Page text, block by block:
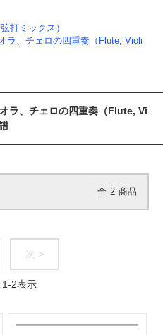
打ミックス）
ラ、チェロの四重奏（Flute, Violi
ラ、チェロの四重奏（Flute, Vi
全 2 商品
次 >
1-2表示